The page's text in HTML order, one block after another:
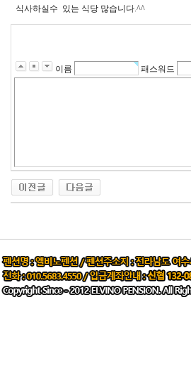
식사하실수 있는 식당 많습니다.^^
이름 패스워드